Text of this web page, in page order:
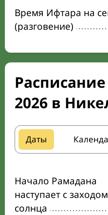
Время Ифтара на
(разговение)
2026 в
Даты
Начало Рамадана
наступает с заходом
солнца